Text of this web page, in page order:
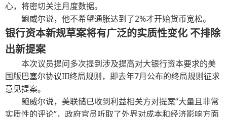
心，将密切关注月度数据。
鲍威尔说，他不希望通胀达到了2%才开始货币宽松。
银行资本新规草案将有广泛的实质性变化 不排除
出新提案
本次议员提问多次提到涉及提高对大银行资本要求的美
国版巴塞尔协议III终局规则，即去年7月公布的终局规则征求
意见提案。
鲍威尔说，美联储已收到利益相关方对提案“大量且非常
实质性的评论”，政府官员听取了外界对成本和经济影响方面